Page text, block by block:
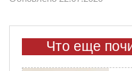
Что еще